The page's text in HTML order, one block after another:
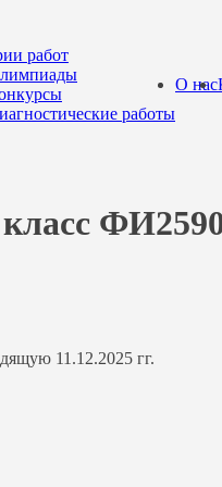
работ
работы
О нас
11.12.2025 гг.